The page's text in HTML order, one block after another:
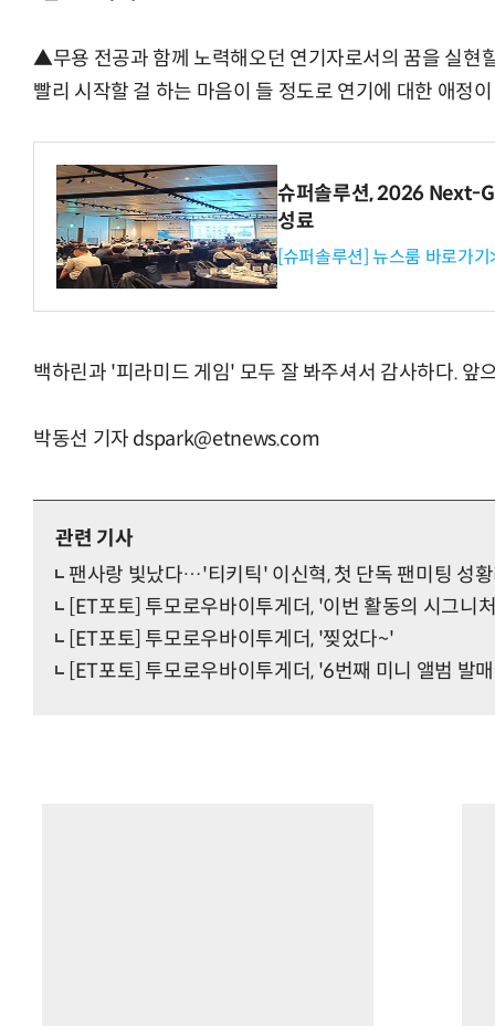
▲무용 전공과 함께 노력해오던 연기자로서의 꿈을 실현
빨리 시작할 걸 하는 마음이 들 정도로 연기에 대한 애정
슈퍼솔루션, 2026 Next-
성료
[슈퍼솔루션] 뉴스룸 바로가기
백하린과 '피라미드 게임' 모두 잘 봐주셔서 감사하다. 앞
박동선 기자 dspark@etnews.com
관련 기사
팬사랑 빛났다…'티키틱' 이신혁, 첫 단독 팬미팅 성
[ET포토] 투모로우바이투게더, '이번 활동의 시그니
[ET포토] 투모로우바이투게더, '찢었다~'
[ET포토] 투모로우바이투게더, '6번째 미니 앨범 발